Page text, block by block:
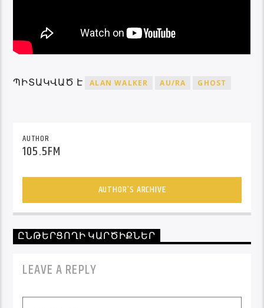
ՊԻՏԱԿՎԱԾ Է ALAN WALKER AU/RA GHOST
AUTHOR
105.5FM
AUTHOR'S ARCHIVE
ԸՆԹԵՐՑՈՂԻ ԿԱՐԾԻՔՆԵՐ
LEAVE A REPLY